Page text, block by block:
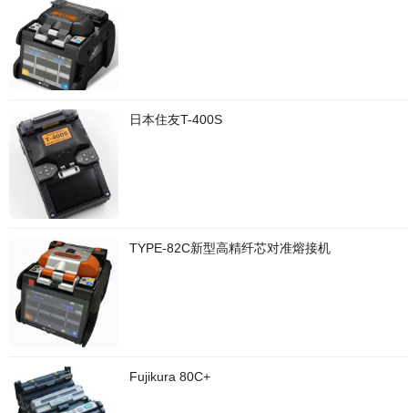
日本住友T-400S
TYPE-82C新型高精纤芯对准熔接机
Fujikura 80C+